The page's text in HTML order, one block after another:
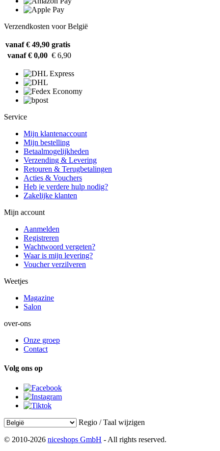
Verzendkosten voor België
vanaf € 49,90 gratis
vanaf € 0,00 € 6,90
Service
Mijn klantenaccount
Mijn bestelling
Betaalmogelijkheden
Verzending & Levering
Retouren & Terugbetalingen
Acties & Vouchers
Heb je verdere hulp nodig?
Zakelijke klanten
Mijn account
Aanmelden
Registreren
Wachtwoord vergeten?
Waar is mijn levering?
Voucher verzilveren
Weetjes
Magazine
Salon
over-ons
Onze groep
Contact
Volg ons op
Regio / Taal wijzigen
© 2010-2026 niceshops GmbH - All rights reserved.